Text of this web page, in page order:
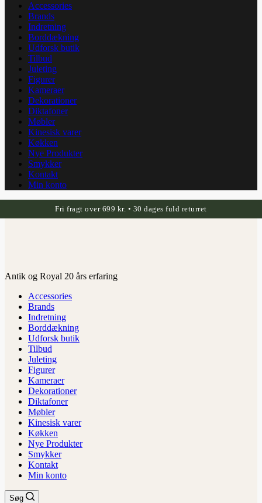
Accessories
Brands
Indretning
Borddækning
Udforsk butik
Tilbud
Juleting
Figurer
Kameraer
Dekorationer
Diktafoner
Møbler
Kinesisk varer
Køkken
Nye Produkter
Smykker
Kontakt
Min konto
Fri fragt over 699 kr. • 30 dages fuld returret
Antik og Royal 20 års erfaring
Accessories
Brands
Indretning
Borddækning
Udforsk butik
Tilbud
Juleting
Figurer
Kameraer
Dekorationer
Diktafoner
Møbler
Kinesisk varer
Køkken
Nye Produkter
Smykker
Kontakt
Min konto
Søg